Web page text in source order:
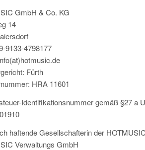
GmbH & Co. KG
14
9133-4798177
Fürth
HRA 11601
Identifikationsnummer gemäß §27 a
haftende Gesellschafterin der
Verwaltungs GmbH